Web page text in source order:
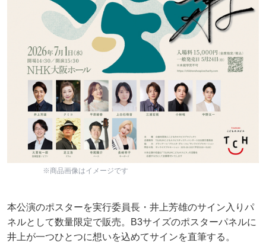
※商品画像はイメージです
本公演のポスターを実行委員長・井上芳雄のサイン入りパ
ネルとして数量限定で販売。B3サイズのポスターパネルに
井上が一つひとつに想いを込めてサインを直筆する。